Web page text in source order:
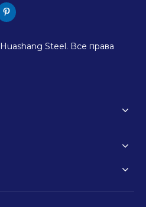
Huashang Steel. Все права